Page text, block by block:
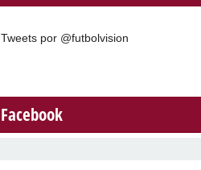
Tweets por @futbolvision
Facebook